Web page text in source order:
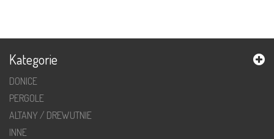
Kategorie
DONICE
PERGOLE
ALTANY / DREWUTNIE
INNE